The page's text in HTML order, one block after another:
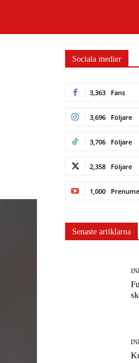
Sociala medier
3,363 Fans
3,696 Följare
3,706 Följare
2,358 Följare
1,000
Senaste artiklarna